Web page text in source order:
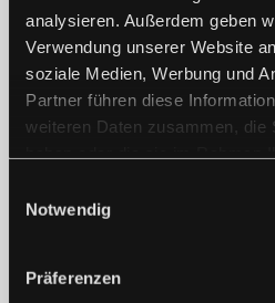
analysieren. Außerdem geben
Verwendung unserer Website
soziale Medien, Werbung und
Partner führen diese
weiteren Daten zusammen, die
Notwendig
Präferenzen
Der Meliorationsverband
Verband dieser Art in der
Grundlage für zahlreiche
Bodenverbesserung,
Infrastrukturentwicklung.
Name